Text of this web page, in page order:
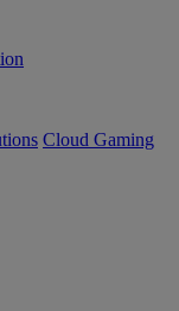
Cloud Gaming